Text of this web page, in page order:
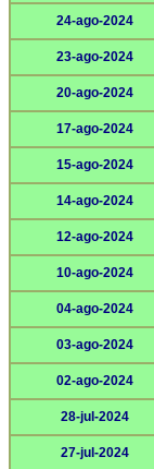
24-ago-2024
23-ago-2024
20-ago-2024
17-ago-2024
15-ago-2024
14-ago-2024
12-ago-2024
10-ago-2024
04-ago-2024
03-ago-2024
02-ago-2024
28-jul-2024
27-jul-2024